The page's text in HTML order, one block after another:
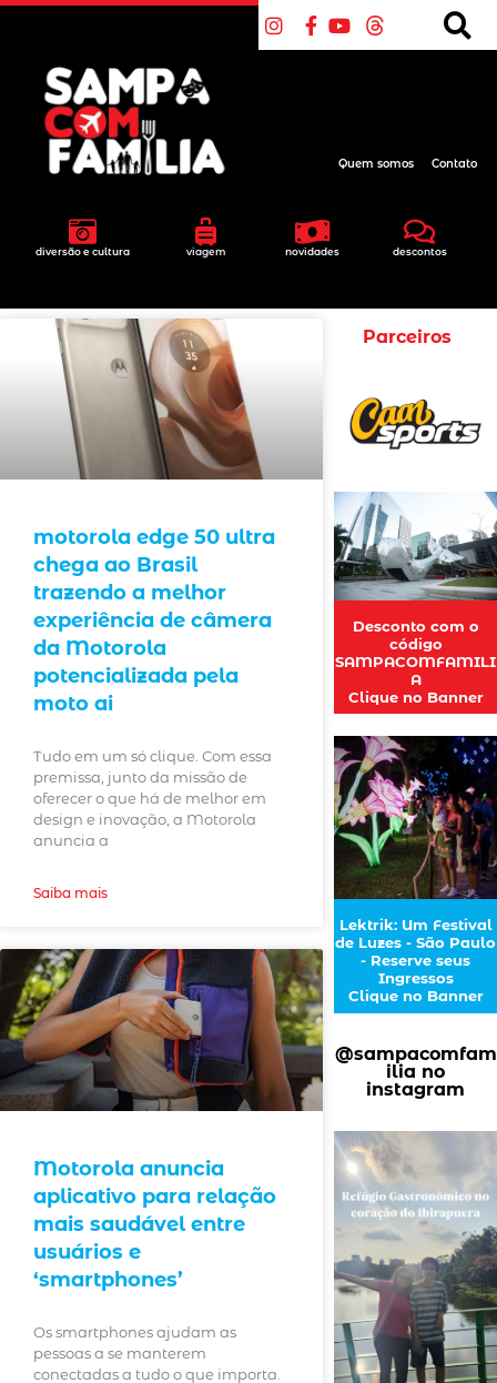
diversão e cultura viagem novidades descontos
Quem somos Contato
motorola edge 50 ultra
chega ao Brasil
trazendo a melhor
experiência de câmera
da Motorola
potencializada pela
moto ai
Tudo em um só clique. Com essa
premissa, junto da missão de
oferecer o que há de melhor em
design e inovação, a Motorola
anuncia a
Saiba mais
Motorola anuncia
aplicativo para relação
mais saudável entre
usuários e
‘smartphones’
Os smartphones ajudam as
pessoas a se manterem
conectadas a tudo o que importa.
Parceiros
Desconto com o
código
SAMPACOMFAMILI
A
Clique no Banner
Lektrik: Um Festival
de Luzes - São Paulo
- Reserve seus
Ingressos
Clique no Banner
@sampacomfam
ilia no
instagram